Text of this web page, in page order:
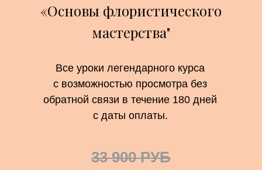
«Основы флористического
мастерства"
33 900 РУБ
Все уроки легендарного курса
с возможностью просмотра без
обратной связи в течение 180 дней
с даты оплаты.